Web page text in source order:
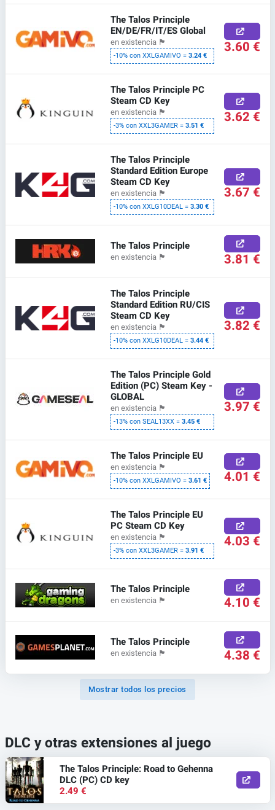
The Talos Principle
EN/DE/FR/IT/ES Global
en existencia 🏴
-10% con XXLGAMIVO =3.24 € 3.60 €
The Talos Principle PC
Steam CD Key
en existencia 🏴
-3% con XXL3GAMER =3.51 € 3.62 €
The Talos Principle
Standard Edition Europe
Steam CD Key
en existencia 🏴
-10% con XXLG10DEAL =3.30 €
3.67 €
The Talos Principle
en existencia 🏴 3.81 €
The Talos Principle
Standard Edition RU/CIS
Steam CD Key
en existencia 🏴
-10% con XXLG10DEAL =3.44 €
3.82 €
The Talos Principle Gold
Edition (PC) Steam Key -
GLOBAL
en existencia 🏴
-13% con SEAL13XX =3.45 €
3.97 €
The Talos Principle EU
en existencia 🏴
-10% con XXLGAMIVO =3.61 € 4.01 €
The Talos Principle EU
PC Steam CD Key
en existencia 🏴
-3% con XXL3GAMER =3.91 € 4.03 €
The Talos Principle
en existencia 🏴 4.10 €
The Talos Principle
en existencia 🏴 4.38 €
Mostrar todos los precios
DLC y otras extensiones al juego
The Talos Principle: Road to Gehenna
DLC (PC) CD key
2.49 €